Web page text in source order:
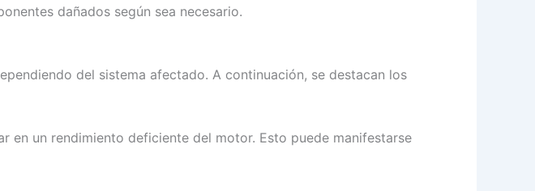
dañados según sea necesario.
del sistema afectado. A continuación, se destacan los
en un rendimiento deficiente del motor. Esto puede manifestarse